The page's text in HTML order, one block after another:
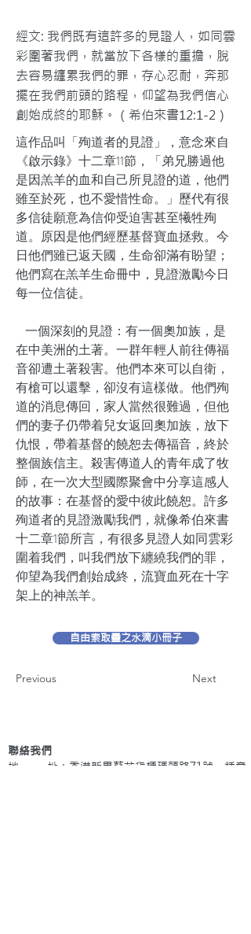
經文: 我們既有這許多的見證人，如同雲
彩圍著我們，就當放下各樣的重擔，脫
去容易纏累我們的罪，存心忍耐，奔那
擺在我們前頭的路程，仰望為我們信心
創始成終的耶穌。（希伯來書12:1-2）
這作品叫「殉道者的見證」，意念來自
《啟示錄》十二章11節，「弟兄勝過他
是因羔羊的血和自己所見證的道，他們
雖至於死，也不愛惜性命。」歷代有很
多信徒願意為信仰受迫害甚至犧牲殉
道。原因是他們經歷基督寶血拯救。今
日他們雖已返天國，生命卻滿有盼望；
他們寫在羔羊生命冊中，見證激勵今日
每一位信徒。
一個深刻的見證：有一個奧加族，是
在中美洲的土著。一群年輕人前往傳福
音卻遭土著殺害。他們本來可以自衛，
有槍可以還擊，卻沒有這樣做。他們殉
道的消息傳回，家人當然很難過，但他
們的妻子仍帶着兒女返回奧加族，放下
仇恨，帶着基督的饒恕去傳福音，終於
整個族信主。殺害傳道人的青年成了牧
師，在一次大型國際聚會中分享這感人
的故事：在基督的愛中彼此饒恕。許多
殉道者的見證激勵我們，就像希伯來書
十二章1節所言，有很多見證人如同雲彩
圍着我們，叫我們放下纏繞我們的罪，
仰望為我們創始成終，流寶血死在十字
架上的神羔羊。
自由索取靈之水滴小冊子
Previous Next
聯絡我們
地 址：香港新界葵芳貨櫃碼頭路71號，鍾意